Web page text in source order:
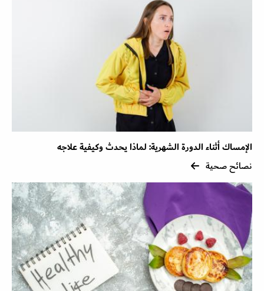
الإمساك أثناء الدورة الشهرية: لماذا يحدث وكيفية علاجه
نصائح صحية